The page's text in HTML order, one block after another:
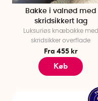
Bakke i valnød med
skridsikkert lag
Luksuriøs knæbakke med
skridsikker overflade
Fra 455 kr
Køb